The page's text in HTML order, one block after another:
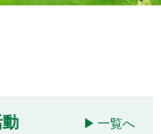
一覧へ